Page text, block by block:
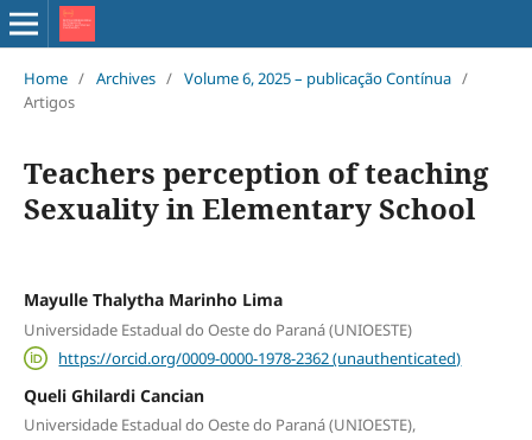
Home / Archives / Volume 6, 2025 – publicação Contínua /
Artigos
Teachers perception of teaching
Sexuality in Elementary School
Mayulle Thalytha Marinho Lima
Universidade Estadual do Oeste do Paraná (UNIOESTE)
https://orcid.org/0009-0000-1978-2362 (unauthenticated)
Queli Ghilardi Cancian
Universidade Estadual do Oeste do Paraná (UNIOESTE),